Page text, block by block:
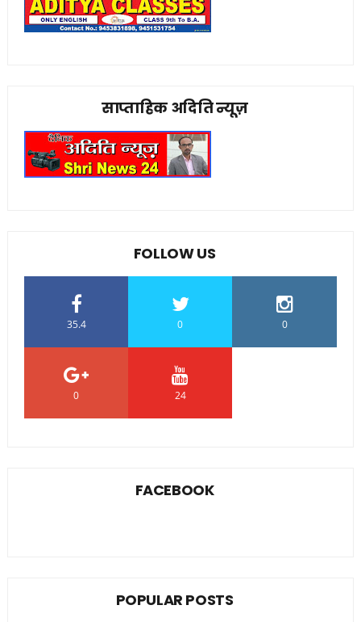
साप्ताहिक अदिति न्यूज़
FOLLOW US
35.4 0 0
0 24
FACEBOOK
POPULAR POSTS